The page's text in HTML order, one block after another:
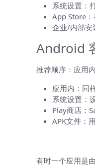
系统设置：
App Store：
企业/内部安
Android
推荐顺序：应用
应用内：同
系统设置：
Play商店：
APK文件：
有时一个应用是